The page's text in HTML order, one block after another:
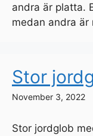
andra är platta.
medan andra är
Stor
November 3, 2022
Stor jordglob